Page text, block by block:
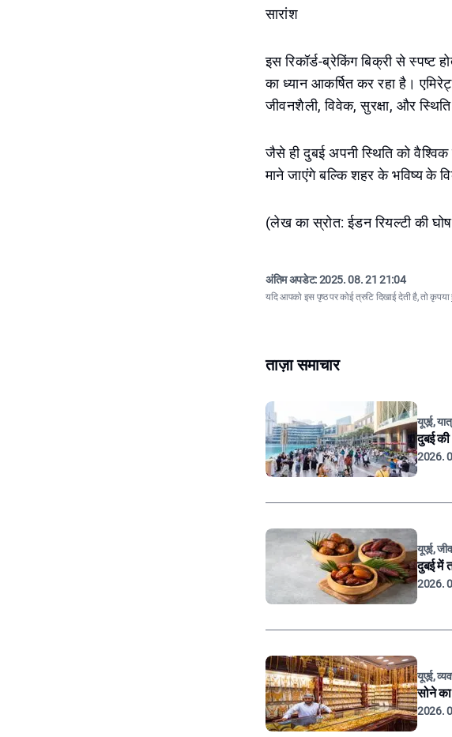
सारांश
इस रिकॉर्ड-ब्रेकिंग बिक्री से स्पष्ट
का ध्यान आकर्षित कर रहा है।
जीवनशैली, विवेक, सुरक्षा, और स्थिति
जैसे ही दुबई अपनी स्थिति को
माने जाएंगे बल्कि शहर के भविष्य के
(लेख का स्रोत: ईडन रियल्टी की
अंतिम अपडेट:2025. 08. 21 21:04
यदि आपको इस पृष्ठ पर कोई त्रुटि दिखाई देती है, तो कृपया
ताज़ा समाचार
यूएई,
दुबई
2026.
यूएई,
दुबई में
2026.
यूएई,
सोने
2026.